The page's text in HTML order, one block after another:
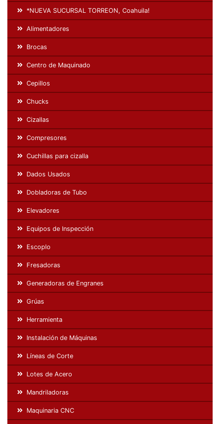
*NUEVA SUCURSAL TORREON, Coahuila!
Alimentadores
Brocas
Centro de Maquinado
Cepillos
Chucks
Cizallas
Compresores
Cuchillas para cizalla
Dados Usados
Dobladoras de Tubo
Elevadores
Equipos de Inspección
Escoplo
Fresadoras
Generadoras de Engranes
Grúas
Herramienta
Instalación de Máquinas
Líneas de Corte
Lotes de Acero
Mandriladoras
Maquinaria CNC